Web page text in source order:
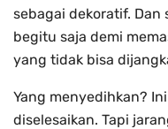
sebagai dekoratif.
begitu saja demi
yang tidak bisa
Yang menyedihkan?
diselesaikan. Tapi